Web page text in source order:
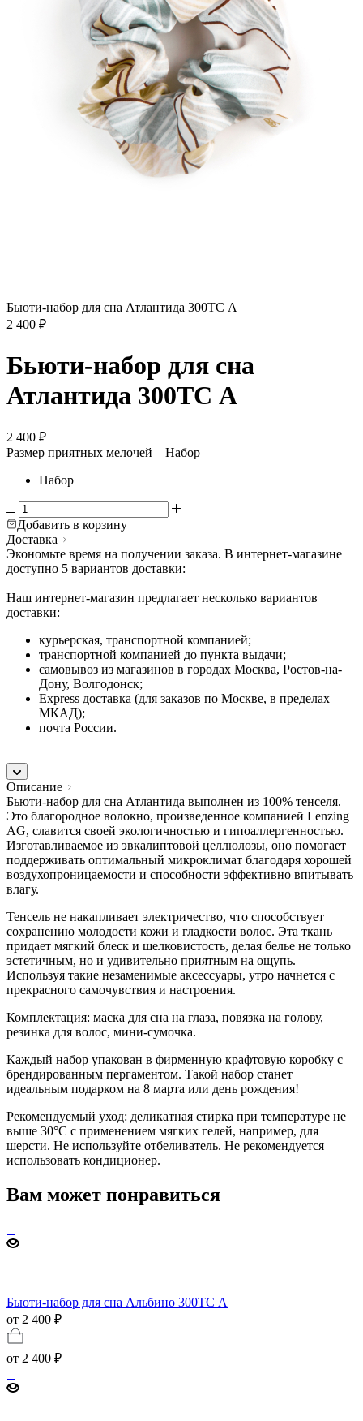
Бьюти-набор для сна Атлантида 300ТС А
2 400 ₽
Бьюти-набор для сна
Атлантида 300ТС А
2 400 ₽
Размер приятных мелочей—Набор
Набор
Добавить в корзину
Доставка
Экономьте время на получении заказа. В интернет-магазине
доступно 5 вариантов доставки:
Наш интернет-магазин предлагает несколько вариантов
доставки:
курьерская, транспортной компанией;
транспортной компанией до пункта выдачи;
самовывоз из магазинов в городах Москва, Ростов-на-
Дону, Волгодонск;
Express доставка (для заказов по Москве, в пределах
МКАД);
почта России.
Описание
Бьюти-набор для сна Атлантида выполнен из 100% тенселя.
Это благородное волокно, произведенное компанией Lenzing
AG, славится своей экологичностью и гипоаллергенностью.
Изготавливаемое из эвкалиптовой целлюлозы, оно помогает
поддерживать оптимальный микроклимат благодаря хорошей
воздухопроницаемости и способности эффективно впитывать
влагу.
Тенсель не накапливает электричество, что способствует
сохранению молодости кожи и гладкости волос. Эта ткань
придает мягкий блеск и шелковистость, делая белье не только
эстетичным, но и удивительно приятным на ощупь.
Используя такие незаменимые аксессуары, утро начнется с
прекрасного самочувствия и настроения.
Комплектация: маска для сна на глаза, повязка на голову,
резинка для волос, мини-сумочка.
Каждый набор упакован в фирменную крафтовую коробку с
брендированным пергаментом. Такой набор станет
идеальным подарком на 8 марта или день рождения!
Рекомендуемый уход: деликатная стирка при температуре не
выше 30°C с применением мягких гелей, например, для
шерсти. Не используйте отбеливатель. Не рекомендуется
использовать кондиционер.
Вам может понравиться
Бьюти-набор для сна Альбино 300ТС А
от 2 400 ₽
от 2 400 ₽